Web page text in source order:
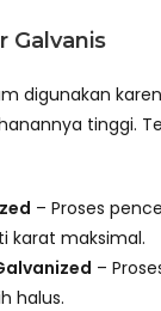
Galvanis
digunakan
tinggi.
– Proses
karat maksimal.
–
halus.